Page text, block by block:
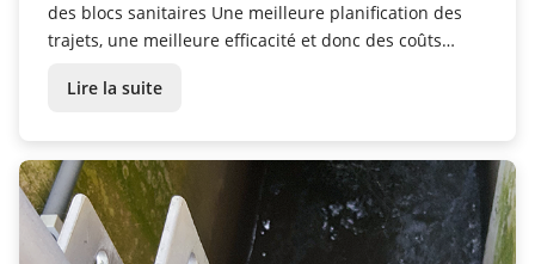
des blocs sanitaires Une meilleure planification des
trajets, une meilleure efficacité et donc des coûts
VEGAPULS Air 23 assurent une alimentation précise
Lire la suite